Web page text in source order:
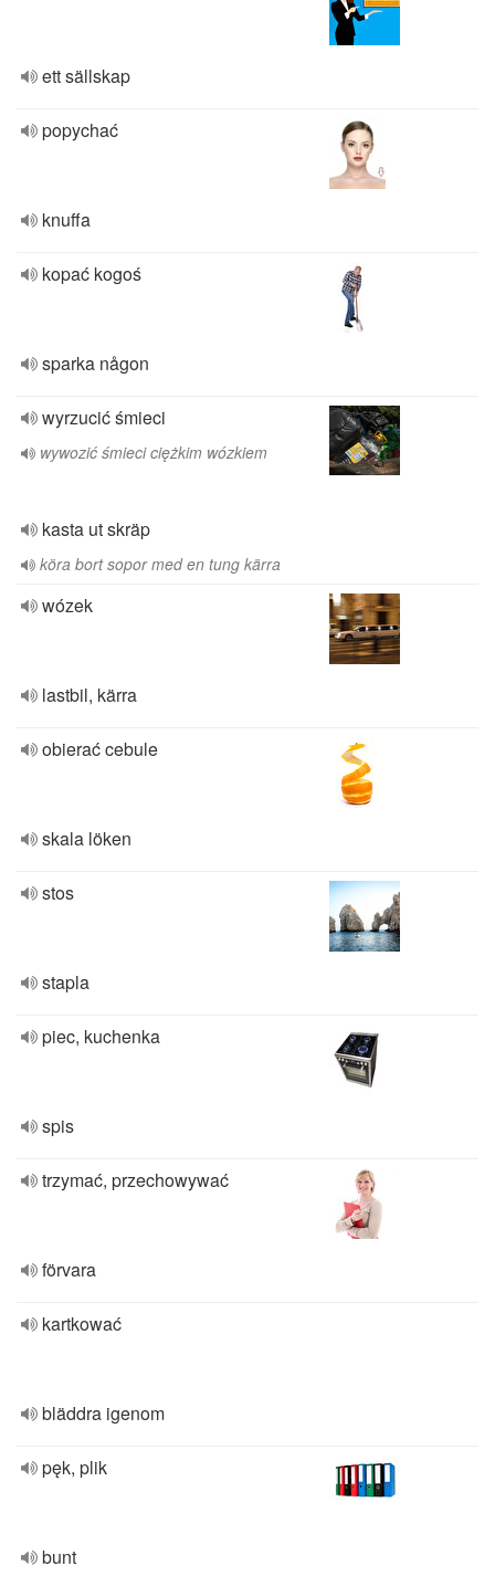
ett sällskap
popychać
knuffa
kopać kogoś
sparka någon
wyrzucić śmieci
wywozić śmieci ciężkim wózkiem
kasta ut skräp
köra bort sopor med en tung kärra
wózek
lastbil, kärra
obierać cebule
skala löken
stos
stapla
piec, kuchenka
spis
trzymać, przechowywać
förvara
kartkować
bläddra igenom
pęk, plik
bunt